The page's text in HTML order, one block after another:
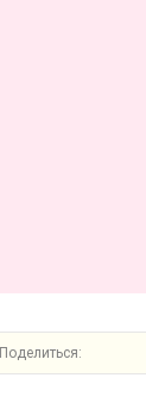
Поделиться: